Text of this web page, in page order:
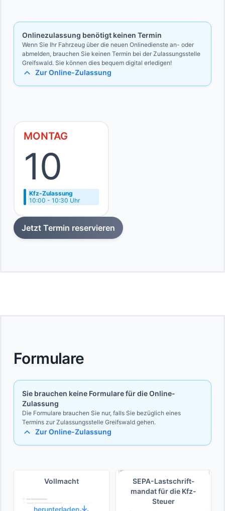
Onlinezulassung benötigt keinen Termin
Wenn Sie Ihr Fahrzeug über die neuen Onlinedienste an- oder
abmelden, brauchen Sie keinen Termin bei der Zulassungsstelle
Greifswald. Sie können dies bequem digital erledigen!
Zur Online-Zulassung
MONTAG
10
Kfz-Zulassung
10:00 - 10:30 Uhr
Jetzt Termin reservieren
Formulare
Sie brauchen keine Formulare für die Online-
Zulassung
Die Formulare brauchen Sie nur, falls Sie bezüglich eines
Termins zur Zulassungsstelle Greifswald gehen.
Zur Online-Zulassung
Vollmacht
SEPA-Lastschrift­
mandat für die Kfz-
Steuer